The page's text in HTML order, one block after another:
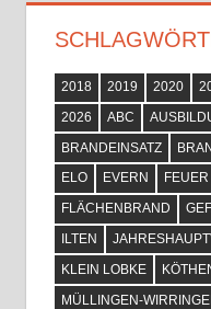
2018 2019 2020
2026
ABC
BRANDEINSATZ
ELO
EVERN FEUER
FLÄCHENBRAND
ILTEN
KLEIN LOBKE
MÜLLINGEN-